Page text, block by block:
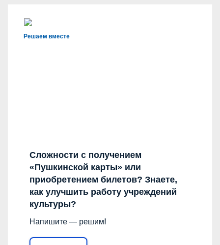
Решаем вместе
Сложности с получением
«Пушкинской карты» или
приобретением билетов? Знаете,
как улучшить работу учреждений
культуры?
Напишите — решим!